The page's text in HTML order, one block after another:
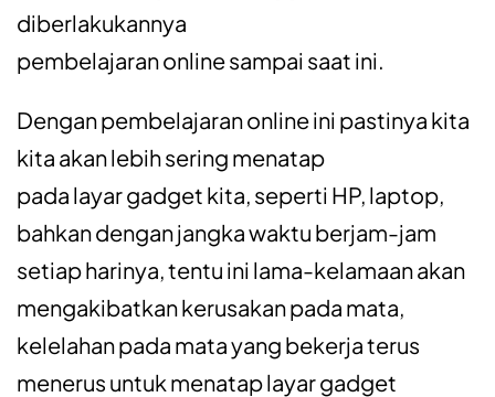
diberlakukannya
pembelajaran online sampai saat ini.
Dengan pembelajaran online ini pastinya kita
kita akan lebih sering menatap
pada layar gadget kita, seperti HP, laptop,
bahkan dengan jangka waktu berjam-jam
setiap harinya, tentu ini lama-kelamaan akan
mengakibatkan kerusakan pada mata,
kelelahan pada mata yang bekerja terus
menerus untuk menatap layar gadget